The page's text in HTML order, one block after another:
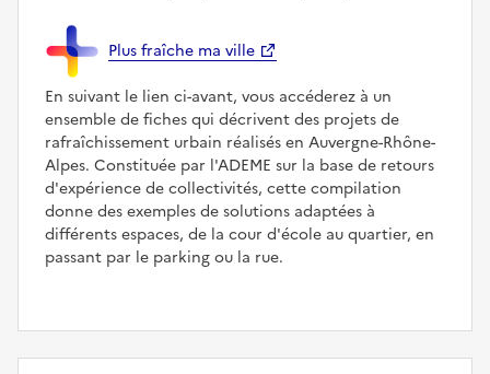
Plus fraîche ma ville
En suivant le lien ci-avant, vous accéderez à un
ensemble de fiches qui décrivent des projets de
rafraîchissement urbain réalisés en Auvergne-Rhône-
Alpes. Constituée par l'ADEME sur la base de retours
d'expérience de collectivités, cette compilation
donne des exemples de solutions adaptées à
différents espaces, de la cour d'école au quartier, en
passant par le parking ou la rue.